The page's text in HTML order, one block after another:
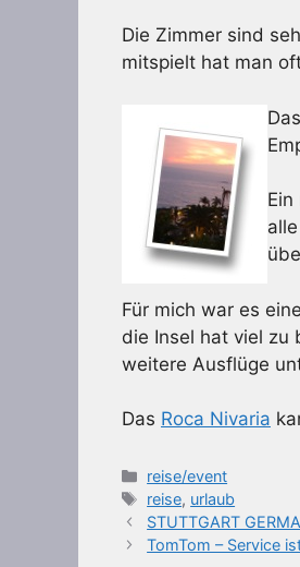
Die Zimmer sind
mitspielt hat man
Für mich war es
die Insel hat viel zu
weitere Ausflüge
Das Roca Nivaria
Kategorien
reise/event
Schlagwörter
reise, urlaub
STUTTGART
TomTom – Service